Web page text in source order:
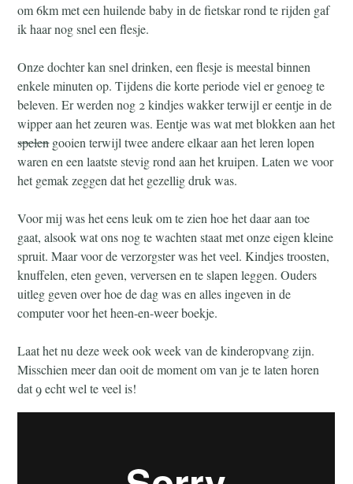
om 6km met een huilende baby in de fietskar rond te rijden gaf
ik haar nog snel een flesje.
Onze dochter kan snel drinken, een flesje is meestal binnen
enkele minuten op. Tijdens die korte periode viel er genoeg te
beleven. Er werden nog 2 kindjes wakker terwijl er eentje in de
wipper aan het zeuren was. Eentje was wat met blokken aan het
spelengooien terwijl twee andere elkaar aan het leren lopen
waren en een laatste stevig rond aan het kruipen. Laten we voor
het gemak zeggen dat het gezellig druk was.
Voor mij was het eens leuk om te zien hoe het daar aan toe
gaat, alsook wat ons nog te wachten staat met onze eigen kleine
spruit. Maar voor de verzorgster was het veel. Kindjes troosten,
knuffelen, eten geven, verversen en te slapen leggen. Ouders
uitleg geven over hoe de dag was en alles ingeven in de
computer voor het heen-en-weer boekje.
Laat het nu deze week ook week van de kinderopvang zijn.
Misschien meer dan ooit de moment om van je te laten horen
dat 9 echt wel te veel is!